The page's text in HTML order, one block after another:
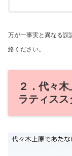
万が一事実と異なる誤
絡ください。
２．代々
ラティス